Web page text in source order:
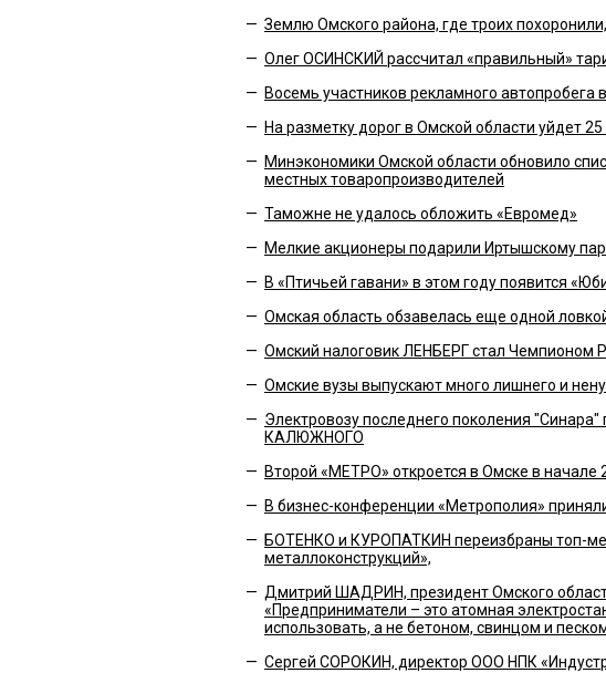
— Землю Омского района, где троих
— Олег ОСИНСКИЙ рассчитал «правильный»
— Восемь участников рекламного
— На разметку дорог в Омской области уйдет
— Минэкономики Омской области обновило
местных товаропроизводителей
— Таможне не удалось обложить «Евромед»
— Мелкие акционеры подарили Иртышскому
— В «Птичьей гавани» в этом году появится
— Омская область обзавелась еще одной
— Омский налоговик ЛЕНБЕРГ стал Чемпионом
— Омские вузы выпускают много лишнего и
— Электровозу последнего поколения
КАЛЮЖНОГО
— Второй «МЕТРО» откроется в Омске в начале
— В бизнес-конференции «Метрополия»
— БОТЕНКО и КУРОПАТКИН переизбраны топ-
металлоконструкций»,
— Дмитрий ШАДРИН, президент Омского
«Предприниматели – это атомная
использовать, а не бетоном, свинцом и
— Сергей СОРОКИН, директор ООО НПК